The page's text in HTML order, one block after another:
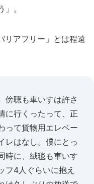
。
リアフリー」とは程遠
傍聴も車いすは許さ
に行くったって、正
って貨物用エレベー
レはなし。僕にとっ
時に、絨毯も車いす
フ4人ぐらいに抱え